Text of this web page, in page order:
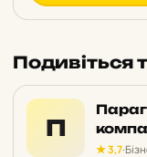
Подивіться
П
★ 3,7·